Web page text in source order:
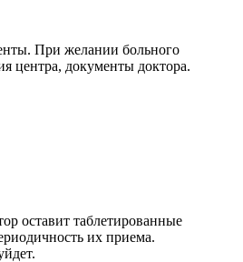
При желании больного
центра, документы доктора.
оставит таблетированные
их приема.